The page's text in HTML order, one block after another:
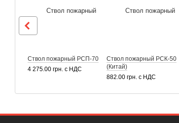
Ствол пожарный РСП-70
4 275.00 грн. с НДС
Ствол пожарный РСК-50
(Китай)
882.00 грн. с НДС